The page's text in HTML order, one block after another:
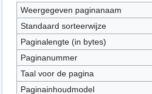
Weergegeven paginanaam
Standaard sorteerwijze
Paginalengte (in bytes)
Paginanummer
Taal voor de pagina
Paginainhoudmodel